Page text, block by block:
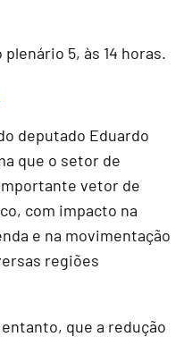
5, às 14 horas.
deputado Eduardo
que o setor de
vetor de
com impacto na
e na movimentação
regiões
que a redução